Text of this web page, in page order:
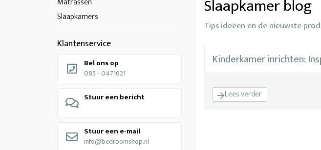
Slaapkamers
Klantenservice
Bel ons op
085 - 0471621
Stuur een bericht
Stuur een e-mail
info@bedroomshop.nl
Slaapkamer blog
Tips ideëen en de nieuwste
Kinderkamer inrichten:
Lees verder